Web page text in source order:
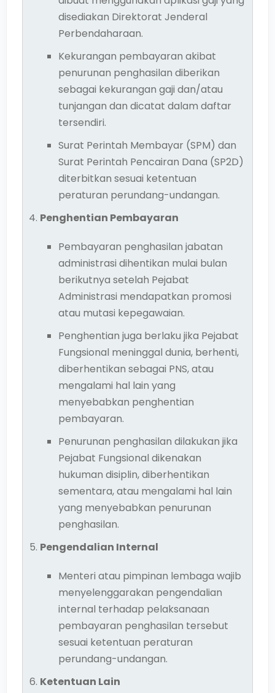
disediakan Direktorat Jenderal
Perbendaharaan.
Kekurangan pembayaran akibat
penurunan penghasilan diberikan
sebagai kekurangan gaji dan/atau
tunjangan dan dicatat dalam daftar
tersendiri.
Surat Perintah Membayar (SPM) dan
Surat Perintah Pencairan Dana (SP2D)
diterbitkan sesuai ketentuan
peraturan perundang-undangan.
Penghentian Pembayaran
Pembayaran penghasilan jabatan
administrasi dihentikan mulai bulan
berikutnya setelah Pejabat
Administrasi mendapatkan promosi
atau mutasi kepegawaian.
Penghentian juga berlaku jika Pejabat
Fungsional meninggal dunia, berhenti,
diberhentikan sebagai PNS, atau
mengalami hal lain yang
menyebabkan penghentian
pembayaran.
Penurunan penghasilan dilakukan jika
Pejabat Fungsional dikenakan
hukuman disiplin, diberhentikan
sementara, atau mengalami hal lain
yang menyebabkan penurunan
penghasilan.
Pengendalian Internal
Menteri atau pimpinan lembaga wajib
menyelenggarakan pengendalian
internal terhadap pelaksanaan
pembayaran penghasilan tersebut
sesuai ketentuan peraturan
perundang-undangan.
Ketentuan Lain